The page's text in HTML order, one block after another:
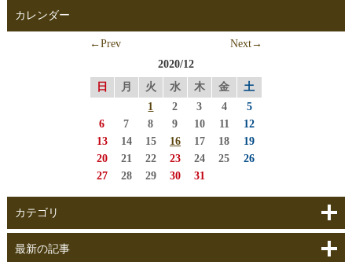
カレンダー
←Prev
Next→
2020/12
日
月 火 水 木 金
土
1
2 3 4
5
6
7 8 9 10 11
12
13
14 15 16 17 18
19
20
21 22 23 24 25
26
27
28 29 30 31
カテゴリ
最新の記事